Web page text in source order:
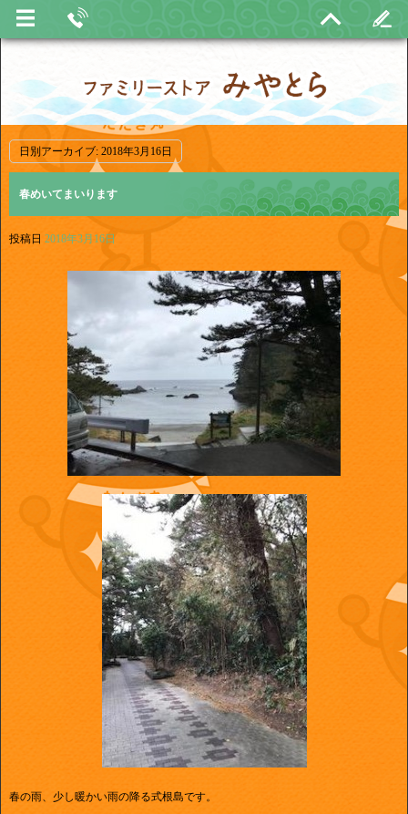
日別アーカイブ: 2018年3月16日
春めいてまいります
投稿日 2018年3月16日
春の雨、少し暖かい雨の降る式根島です。